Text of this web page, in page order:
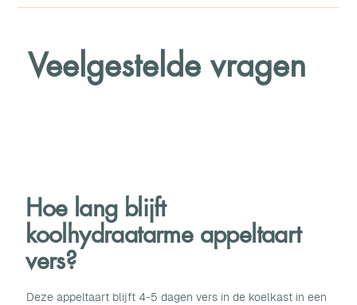
Veelgestelde vragen
Hoe lang blijft
koolhydraatarme appeltaart
vers?
Deze appeltaart blijft 4-5 dagen vers in de koelkast in een